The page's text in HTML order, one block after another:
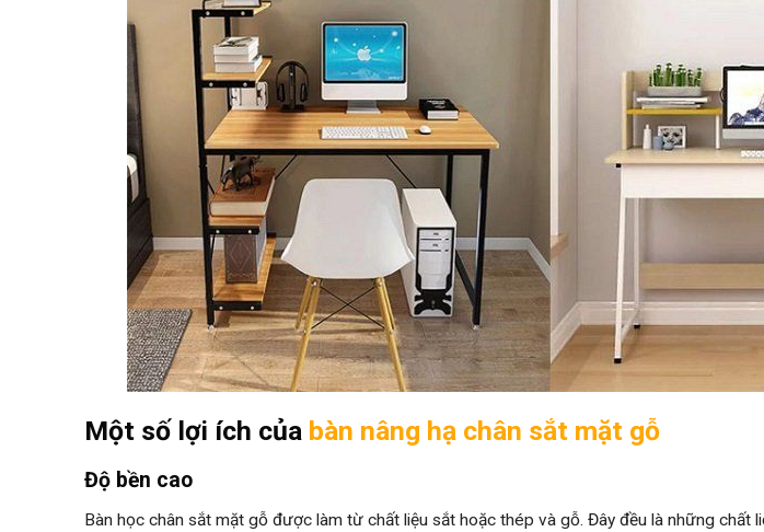
Một số lợi ích của bàn nâng hạ chân sắt mặt gỗ
Độ bền cao
Bàn học chân sắt mặt gỗ được làm từ chất liệu sắt hoặc thép và gỗ. Đây đều là những chất